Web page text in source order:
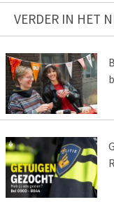
VERDER IN HET